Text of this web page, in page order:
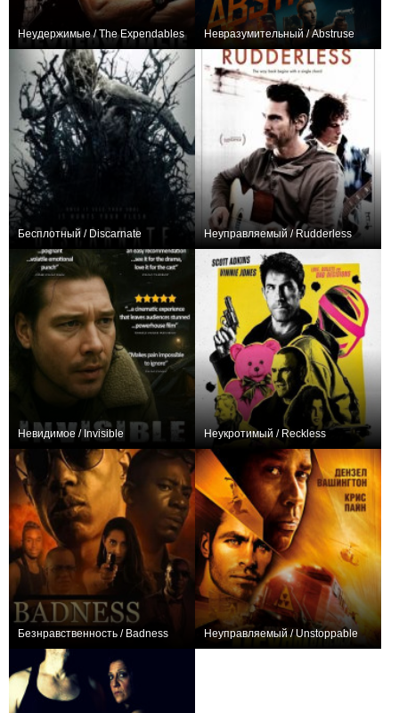
Неудержимые / The Expendables Невразумительный / Abstruse
Бесплотный / Discarnate Неуправляемый / Rudderless
Невидимое / Invisible Неукротимый / Reckless
Безнравственность / Badness Неуправляемый / Unstoppable